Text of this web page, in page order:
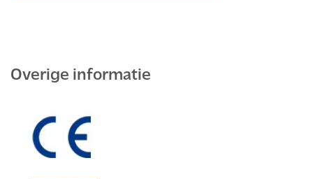
Overige informatie